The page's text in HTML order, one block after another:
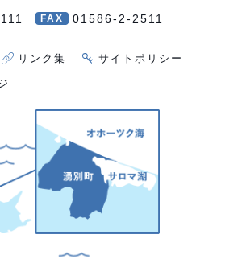
FAX 01586-2-2511
リンク集 サイトポリシー